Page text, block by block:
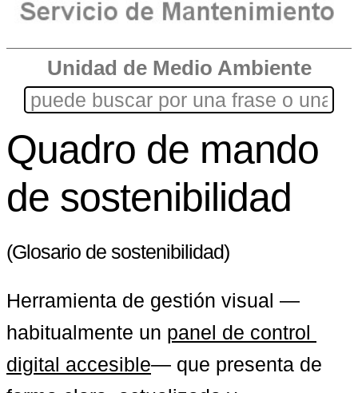
Unidad de Medio Ambiente
Quadro de mando
de sostenibilidad
(Glosario de sostenibilidad)
Herramienta de gestión visual —
habitualmente un panel de control
digital accesible— que presenta de